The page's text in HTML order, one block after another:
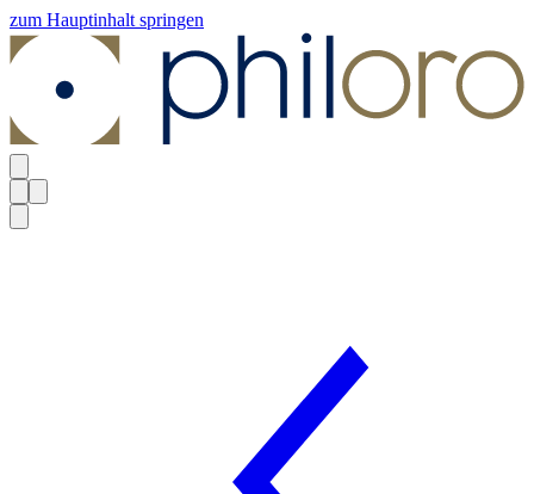
zum Hauptinhalt springen